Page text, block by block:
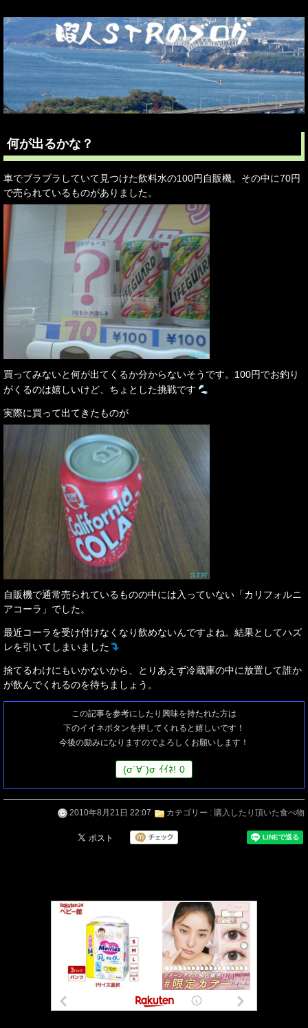
何が出るかな？
車でブラブラしていて見つけた飲料水の100円自販機。その中に70円
で売られているものがありました。
買ってみないと何が出てくるか分からないそうです。100円でお釣り
がくるのは嬉しいけど、ちょとした挑戦です
実際に買って出てきたものが
自販機で通常売られているものの中には入っていない「カリフォルニ
アコーラ」でした。
最近コーラを受け付けなくなり飲めないんですよね。結果としてハズ
レを引いてしまいました
捨てるわけにもいかないから、とりあえず冷蔵庫の中に放置して誰か
が飲んでくれるのを待ちましょう。
この記事を参考にしたり興味を持たれた方は
下のイイネボタンを押してくれると嬉しいです！
今後の励みになりますのでよろしくお願いします！
(σ´∀`)σ ｲｲﾈ! 0
2010年8月21日 22:07 カテゴリー : 購入したり頂いた食べ物